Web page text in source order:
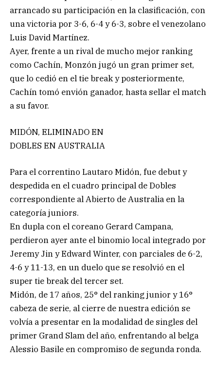
arrancado su participación en la clasificación, con
una victoria por 3-6, 6-4 y 6-3, sobre el venezolano
Luis David Martínez.
Ayer, frente a un rival de mucho mejor ranking
como Cachín, Monzón jugó un gran primer set,
que lo cedió en el tie break y posteriormente,
Cachín tomó envión ganador, hasta sellar el match
a su favor.
MIDÓN, ELIMINADO EN
DOBLES EN AUSTRALIA
Para el correntino Lautaro Midón, fue debut y
despedida en el cuadro principal de Dobles
correspondiente al Abierto de Australia en la
categoría juniors.
En dupla con el coreano Gerard Campana,
perdieron ayer ante el binomio local integrado por
Jeremy Jin y Edward Winter, con parciales de 6-2,
4-6 y 11-13, en un duelo que se resolvió en el
super tie break del tercer set.
Midón, de 17 años, 25° del ranking junior y 16°
cabeza de serie, al cierre de nuestra edición se
volvía a presentar en la modalidad de singles del
primer Grand Slam del año, enfrentando al belga
Alessio Basile en compromiso de segunda ronda.